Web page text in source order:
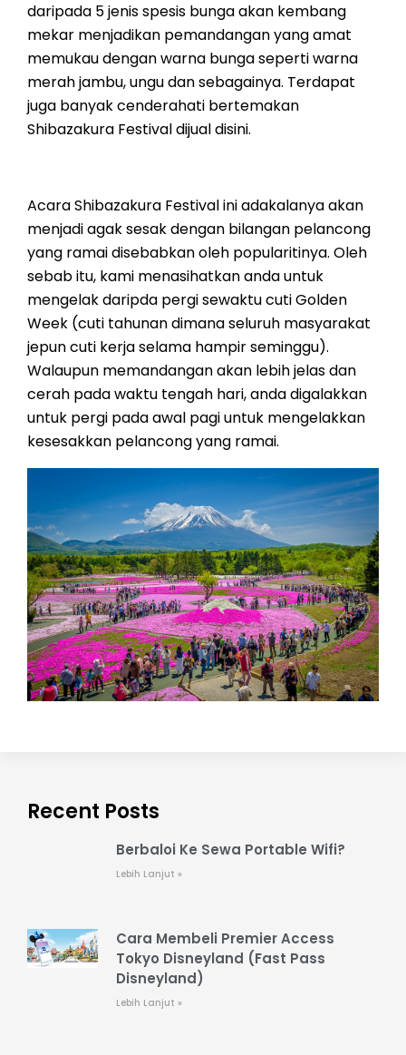
daripada 5 jenis spesis bunga akan kembang
mekar menjadikan pemandangan yang amat
memukau dengan warna bunga seperti warna
merah jambu, ungu dan sebagainya. Terdapat
juga banyak cenderahati bertemakan
Shibazakura Festival dijual disini.
Acara Shibazakura Festival ini adakalanya akan
menjadi agak sesak dengan bilangan pelancong
yang ramai disebabkan oleh popularitinya. Oleh
sebab itu, kami menasihatkan anda untuk
mengelak daripda pergi sewaktu cuti Golden
Week (cuti tahunan dimana seluruh masyarakat
jepun cuti kerja selama hampir seminggu).
Walaupun memandangan akan lebih jelas dan
cerah pada waktu tengah hari, anda digalakkan
untuk pergi pada awal pagi untuk mengelakkan
kesesakkan pelancong yang ramai.
Recent Posts
Berbaloi Ke Sewa Portable Wifi?
Lebih Lanjut »
Cara Membeli Premier Access
Tokyo Disneyland (Fast Pass
Disneyland)
Lebih Lanjut »